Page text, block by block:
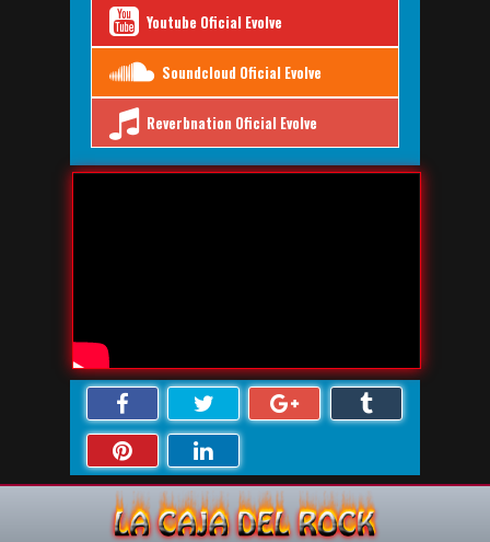
Youtube Oficial Evolve
Soundcloud Oficial Evolve
Reverbnation Oficial Evolve